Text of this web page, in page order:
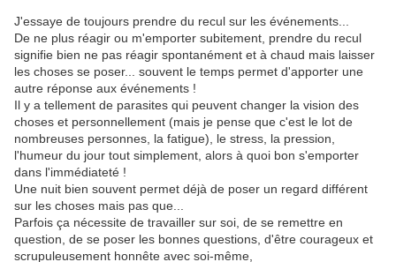
J'essaye de toujours prendre du recul sur les événements...
De ne plus réagir ou m'emporter subitement, prendre du recul
signifie bien ne pas réagir spontanément et à chaud mais laisser
les choses se poser... souvent le temps permet d'apporter une
autre réponse aux événements !
Il y a tellement de parasites qui peuvent changer la vision des
choses et personnellement (mais je pense que c'est le lot de
nombreuses personnes, la fatigue), le stress, la pression,
l'humeur du jour tout simplement, alors à quoi bon s'emporter
dans l'immédiateté !
Une nuit bien souvent permet déjà de poser un regard différent
sur les choses mais pas que...
Parfois ça nécessite de travailler sur soi, de se remettre en
question, de se poser les bonnes questions, d'être courageux et
scrupuleusement honnête avec soi-même,